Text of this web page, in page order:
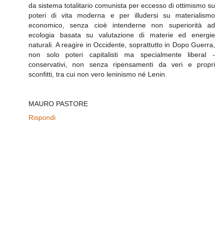
da sistema totalitario comunista per eccesso di ottimismo su
poteri di vita moderna e per illudersi su materialismo
economico, senza cioè intenderne non superiorità ad
ecologia basata su valutazione di materie ed energie
naturali. A reagire in Occidente, soprattutto in Dopo Guerra,
non solo poteri capitalisti ma specialmente liberal -
conservativi, non senza ripensamenti da veri e propri
sconfitti, tra cui non vero leninismo né Lenin.
MAURO PASTORE
Rispondi